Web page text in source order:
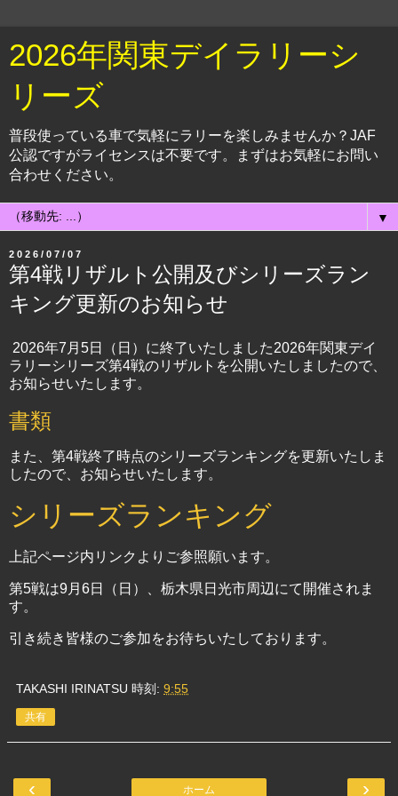
2026年関東デイラリーシ
リーズ
普段使っている車で気軽にラリーを楽しみませんか？JAF
公認ですがライセンスは不要です。まずはお気軽にお問い
合わせください。
▼
2026/07/07
第4戦リザルト公開及びシリーズラン
キング更新のお知らせ
2026年7月5日（日）に終了いたしました2026年関東デイ
ラリーシリーズ第4戦のリザルトを公開いたしましたので、
お知らせいたします。
書類
また、第4戦終了時点のシリーズランキングを更新いたしま
したので、お知らせいたします。
シリーズランキング
上記ページ内リンクよりご参照願います。
第5戦は9月6日（日）、栃木県日光市周辺にて開催されま
す。
引き続き皆様のご参加をお待ちいたしております。
TAKASHI IRINATSU 時刻: 9:55
共有
‹ ›
ホーム